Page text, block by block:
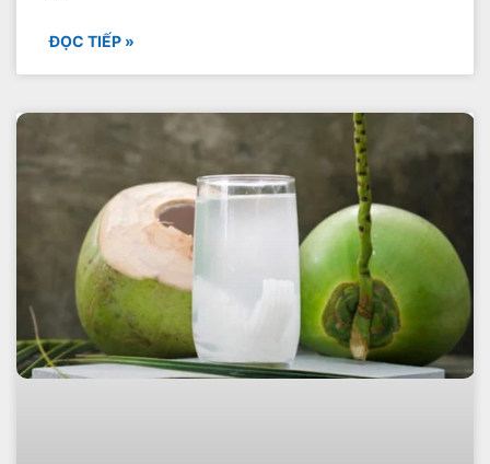
ĐỌC TIẾP »